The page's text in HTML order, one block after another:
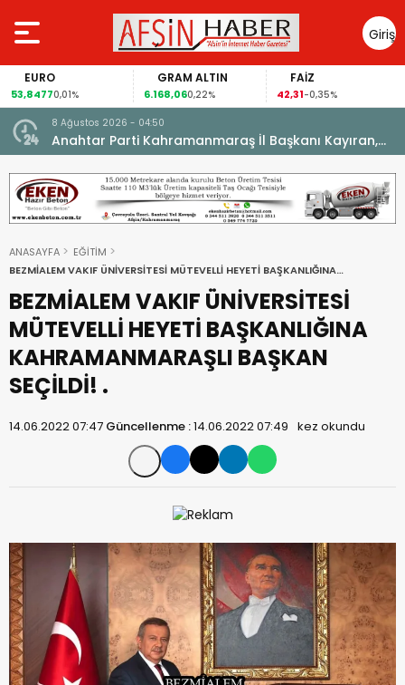
Giriş
Yap
EURO
53,84770,01%
GRAM ALTIN
6.168,060,22%
FAİZ
42,31-0,35%
8 Ağustos 2026 - 04:50
Anahtar Parti Kahramanmaraş İl Başkanı Kayıran,
Afşin Teşkilatı ile buluştu.
ANASAYFA
EĞİTİM
BEZMİALEM VAKIF ÜNİVERSİTESİ MÜTEVELLİ HEYETİ BAŞKANLIĞINA
KAHRAMANMARAŞLI BAŞKAN SEÇİLDİ! .
BEZMİALEM VAKIF ÜNİVERSİTESİ
MÜTEVELLİ HEYETİ BAŞKANLIĞINA
KAHRAMANMARAŞLI BAŞKAN
SEÇİLDİ! .
14.06.2022 07:47 Güncellenme :14.06.2022 07:49 kez okundu